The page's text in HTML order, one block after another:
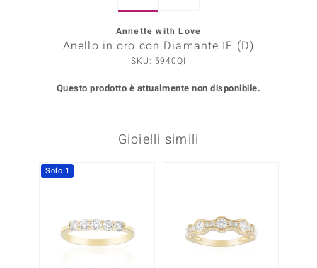
Annette with Love
Anello in oro con Diamante IF (D)
SKU: 5940QI
Questo prodotto è attualmente non disponibile.
Gioielli simili
Solo 1